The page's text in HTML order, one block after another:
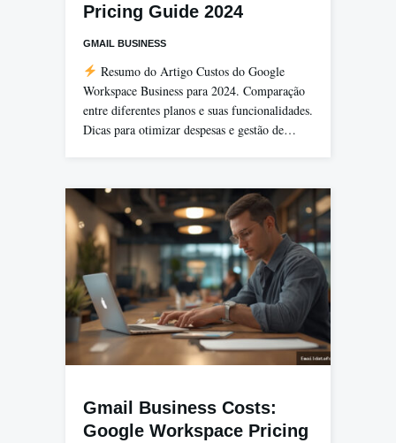
Pricing Guide 2024
GMAIL BUSINESS
Resumo do Artigo Custos do Google
Workspace Business para 2024. Comparação
entre diferentes planos e suas funcionalidades.
Dicas para otimizar despesas e gestão de…
Gmail Business Costs:
Google Workspace Pricing